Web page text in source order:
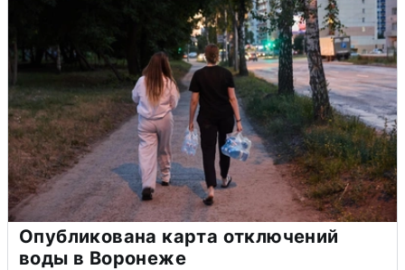
Опубликована карта отключений
воды в Воронеже